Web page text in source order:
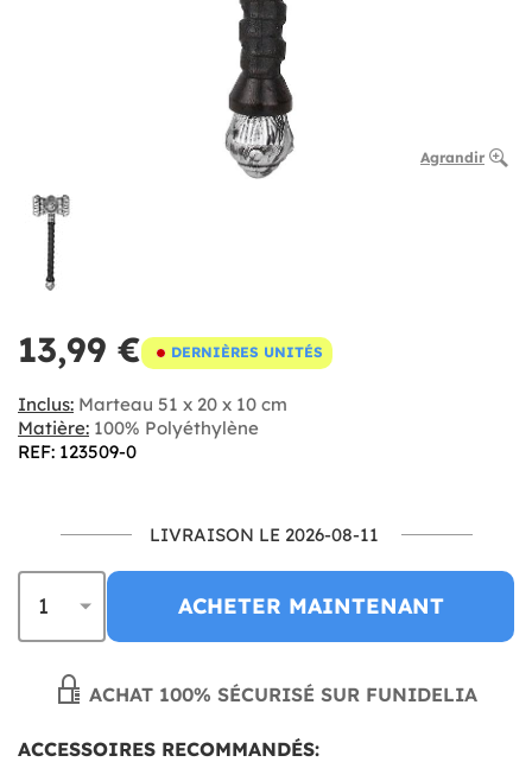
Agrandir
13,99 € DERNIÈRES UNITÉS
Inclus: Marteau 51 x 20 x 10 cm
Matière: 100% Polyéthylène
REF: 123509-0
LIVRAISON LE 2026-08-11
ACHETER MAINTENANT
ACHAT 100% SÉCURISÉ SUR FUNIDELIA
ACCESSOIRES RECOMMANDÉS: